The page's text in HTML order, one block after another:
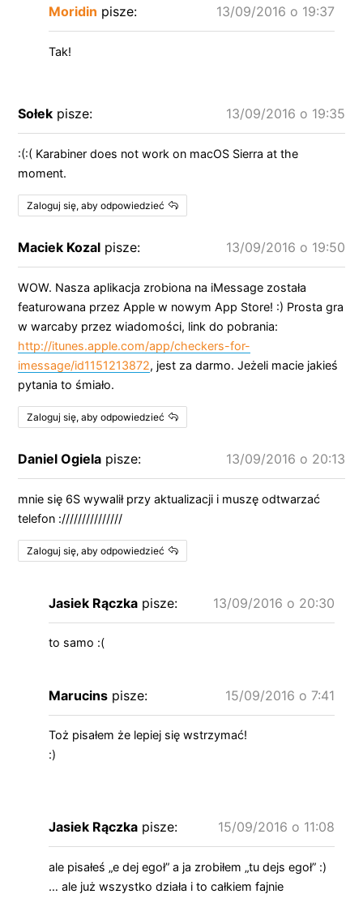
Moridin pisze: 13/09/2016 o 19:37
Tak!
Sołek pisze: 13/09/2016 o 19:35
:(:( Karabiner does not work on macOS Sierra at the
moment.
Zaloguj się, aby odpowiedzieć
Maciek Kozal pisze: 13/09/2016 o 19:50
WOW. Nasza aplikacja zrobiona na iMessage została
featurowana przez Apple w nowym App Store! :) Prosta gra
w warcaby przez wiadomości, link do pobrania:
http://itunes.apple.com/app/checkers-for-
imessage/id1151213872, jest za darmo. Jeżeli macie jakieś
pytania to śmiało.
Zaloguj się, aby odpowiedzieć
Daniel Ogiela pisze: 13/09/2016 o 20:13
mnie się 6S wywalił przy aktualizacji i muszę odtwarzać
telefon :///////////////
Zaloguj się, aby odpowiedzieć
Jasiek Rączka pisze: 13/09/2016 o 20:30
to samo :(
Marucins pisze: 15/09/2016 o 7:41
Toż pisałem że lepiej się wstrzymać!
:)
Jasiek Rączka pisze: 15/09/2016 o 11:08
ale pisałeś „e dej egoł” a ja zrobiłem „tu dejs egoł” :)
… ale już wszystko działa i to całkiem fajnie